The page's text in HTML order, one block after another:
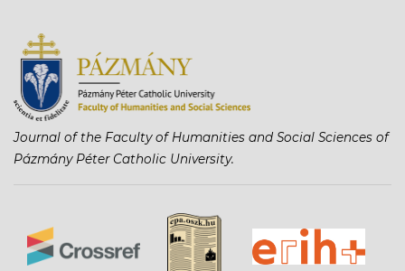
Journal of the Faculty of Humanities and Social Sciences of
Pázmány Péter Catholic University.